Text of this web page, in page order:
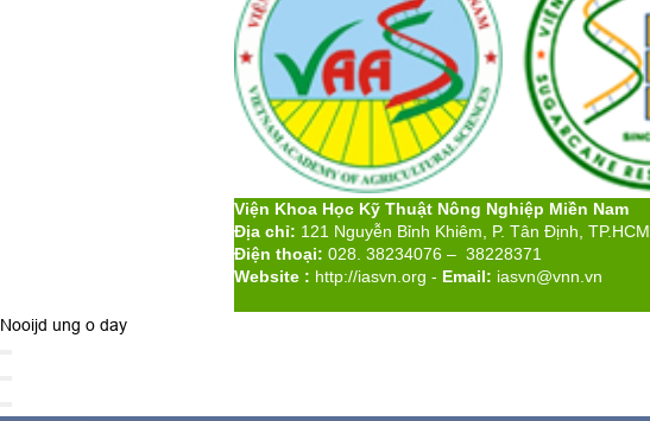
Viện Khoa Học Kỹ Thuật Nông Nghiệp Miền Nam
Địa chỉ: 121 Nguyễn Bỉnh Khiêm, P. Tân Định, TP.HCM
Điện thoại: 028. 38234076 – 38228371
Website : http://iasvn.org - Email: iasvn@vnn.vn
Nooijd ung o day